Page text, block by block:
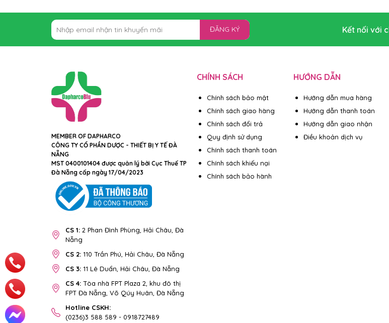
ĐĂNG KÝ Kết nối với
MEMBER OF DAPHARCO
CÔNG TY CỔ PHẦN DƯỢC - THIẾT BỊ Y TẾ ĐÀ
NẴNG
MST 0400101404 được quản lý bởi Cục Thuế TP
Đà Nẵng cấp ngày 17/04/2023
CS 1: 2 Phan Đình Phùng, Hải Châu, Đà
Nẵng
CS 2: 110 Trần Phú, Hải Châu, Đà Nẵng
CS 3: 11 Lê Duẩn, Hải Châu, Đà Nẵng
CS 4: Tòa nhà FPT Plaza 2, khu đô thị
FPT Đà Nẵng, Võ Qúy Huân, Đà Nẵng
Hotline CSKH:
(0236)3 588 589 - 0918727489
CHÍNH SÁCH
Chính sách bảo mật
Chính sách giao hàng
Chính sách đổi trả
Quy định sử dụng
Chính sách thanh toán
Chính sách khiếu nại
Chính sách bảo hành
HƯỚNG DẪN
Hướng dẫn mua hàng
Hướng dẫn thanh toán
Hướng dẫn giao nhận
Điều khoản dịch vụ